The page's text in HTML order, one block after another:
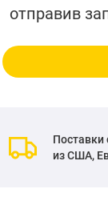
отправив
Поставки
из США,